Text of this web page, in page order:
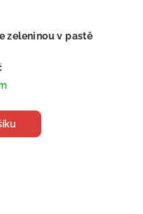
zeleninou v pastě